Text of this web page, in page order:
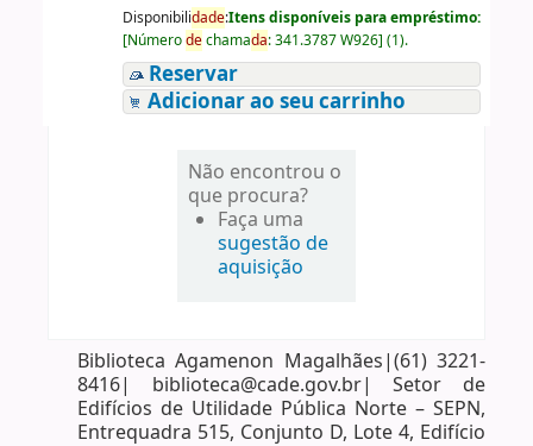
Disponibilidade:Itens disponíveis para empréstimo:
[Númerodechamada:341.3787 W926] (1).
Reservar
Adicionar ao seu carrinho
Não encontrou o
que procura?
Faça uma
sugestão de
aquisição
Biblioteca Agamenon Magalhães|(61) 3221-
8416| biblioteca@cade.gov.br| Setor de
Edifícios de Utilidade Pública Norte – SEPN,
Entrequadra 515, Conjunto D, Lote 4, Edifício